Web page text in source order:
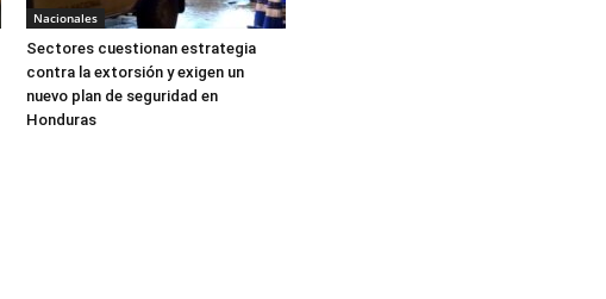
Nacionales
Sectores cuestionan estrategia
contra la extorsión y exigen un
nuevo plan de seguridad en
Honduras